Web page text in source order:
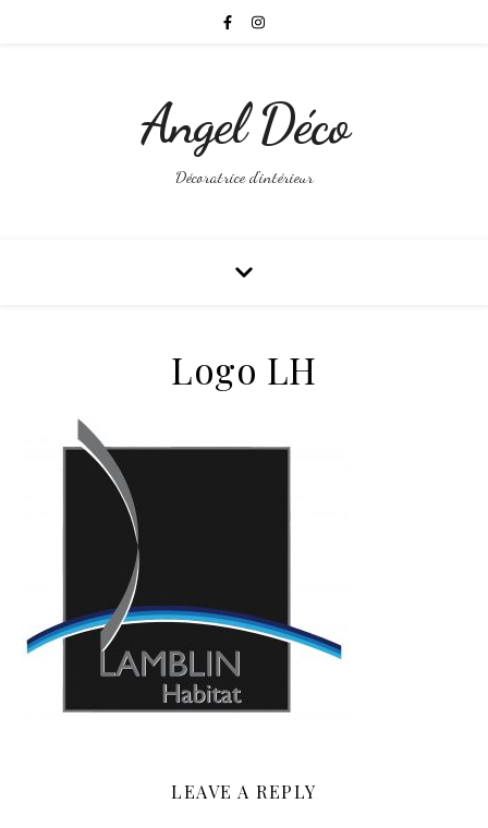
Angel Déco
Décoratrice d'intérieur
Logo LH
LEAVE A REPLY